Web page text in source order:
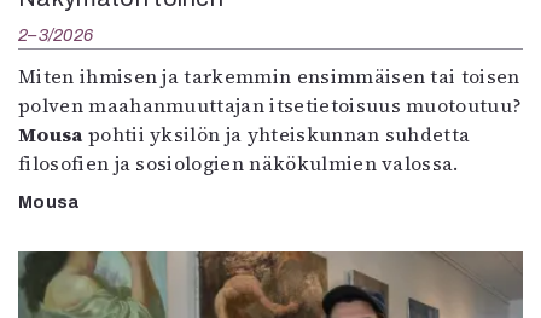
2–3/2026
Miten ihmisen ja tarkemmin ensimmäisen tai toisen
polven maahanmuuttajan itsetietoisuus muotoutuu?
Mousa pohtii yksilön ja yhteiskunnan suhdetta
filosofien ja sosiologien näkökulmien valossa.
Mousa